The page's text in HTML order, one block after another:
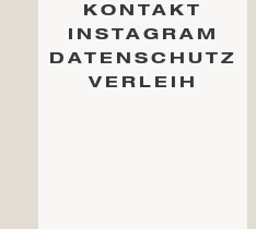
KONTAKT
INSTAGRAM
DATENSCHUTZ
VERLEIH